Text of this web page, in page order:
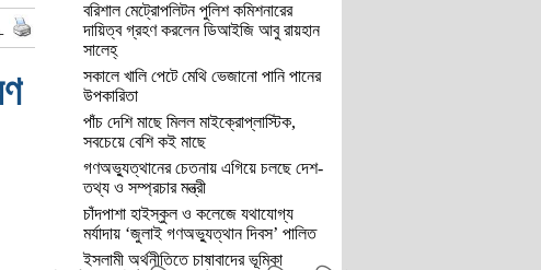
বরিশাল মেট্রোপলিটন পুলিশ কমিশনারের
দায়িত্ব গ্রহণ করলেন ডিআইজি আবু রায়হান
সালেহ্
সকালে খালি পেটে মেথি ভেজানো পানি পানের
উপকারিতা
পাঁচ দেশি মাছে মিলল মাইক্রোপ্লাস্টিক,
সবচেয়ে বেশি কই মাছে
গণঅভ্যুত্থানের চেতনায় এগিয়ে চলছে দেশ-
তথ্য ও সম্প্রচার মন্ত্রী
চাঁদপাশা হাইস্কুল ও কলেজে যথাযোগ্য
মর্যাদায় ‘জুলাই গণঅভ্যুত্থান দিবস’ পালিত
ইসলামী অর্থনীতিতে চাষাবাদের ভূমিকা